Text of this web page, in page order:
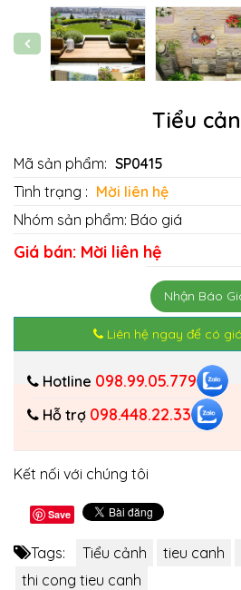
Tiểu
Mã sản phẩm: SP0415
Tình trạng : Mời liên hệ
Nhóm sản phẩm: Báo giá
Giá bán: Mời liên hệ
Nhận Báo
Liên hệ ngay để có
Hotline 098.99.05.779
Hỗ trợ 098.448.22.33
Kết nối với chúng tôi
Save
Tags: Tiểu cảnh tieu canh
thi cong tieu canh